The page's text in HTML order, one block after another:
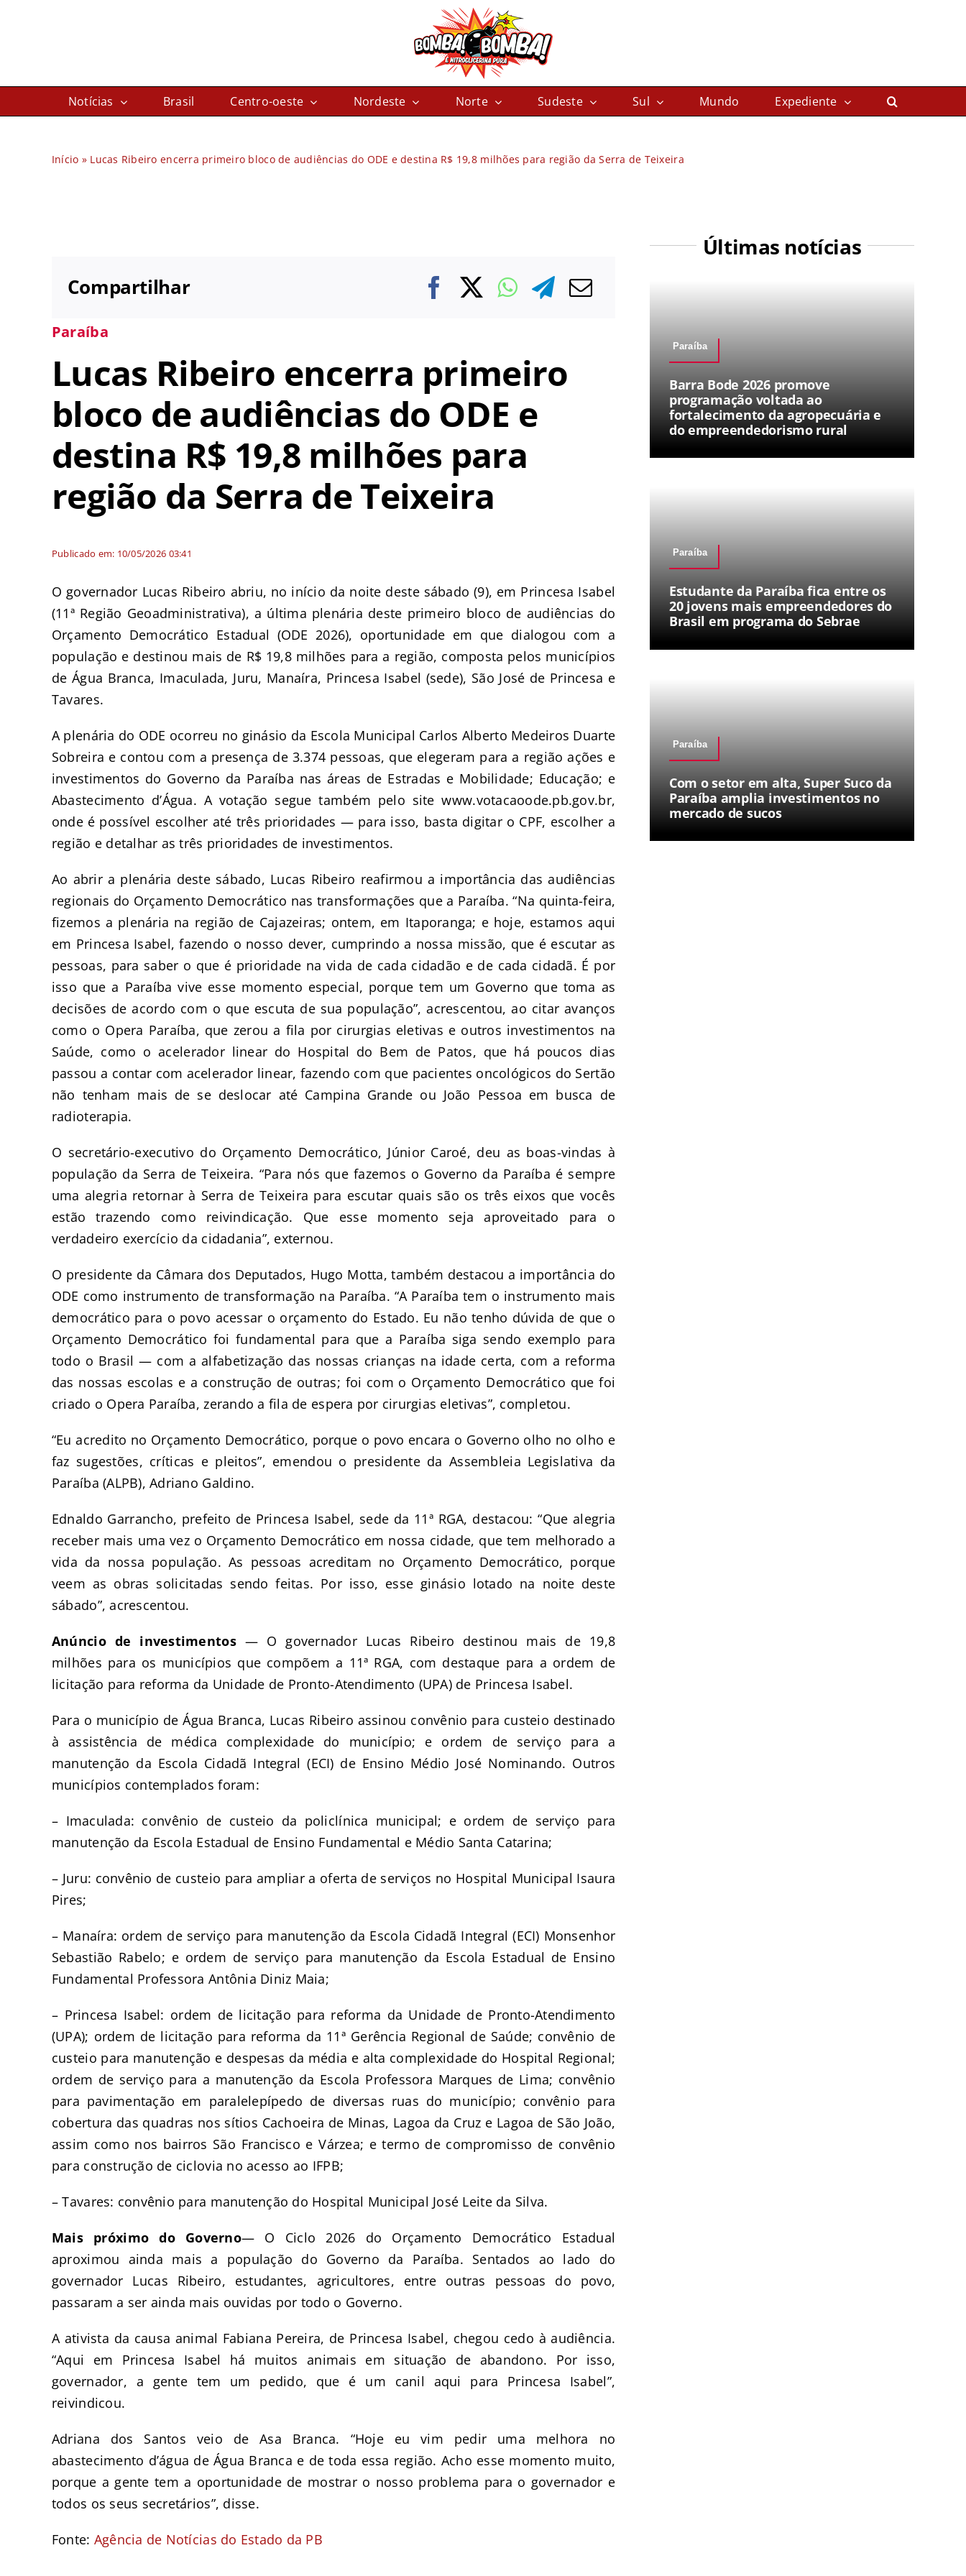
Notícias Brasil Centro-oeste Nordeste Norte Sudeste Sul Mundo Expediente
Início » Lucas Ribeiro encerra primeiro bloco de audiências do ODE e destina R$ 19,8 milhões para região da Serra de Teixeira
Compartilhar
Paraíba
Lucas Ribeiro encerra primeiro
bloco de audiências do ODE e
destina R$ 19,8 milhões para
região da Serra de Teixeira
Publicado em: 10/05/2026 03:41
O governador Lucas Ribeiro abriu, no início da noite deste sábado (9), em Princesa Isabel
(11ª Região Geoadministrativa), a última plenária deste primeiro bloco de audiências do
Orçamento Democrático Estadual (ODE 2026), oportunidade em que dialogou com a
população e destinou mais de R$ 19,8 milhões para a região, composta pelos municípios
de Água Branca, Imaculada, Juru, Manaíra, Princesa Isabel (sede), São José de Princesa e
Tavares.
A plenária do ODE ocorreu no ginásio da Escola Municipal Carlos Alberto Medeiros Duarte
Sobreira e contou com a presença de 3.374 pessoas, que elegeram para a região ações e
investimentos do Governo da Paraíba nas áreas de Estradas e Mobilidade; Educação; e
Abastecimento d’Água. A votação segue também pelo site www.votacaoode.pb.gov.br,
onde é possível escolher até três prioridades — para isso, basta digitar o CPF, escolher a
região e detalhar as três prioridades de investimentos.
Ao abrir a plenária deste sábado, Lucas Ribeiro reafirmou a importância das audiências
regionais do Orçamento Democrático nas transformações que a Paraíba. “Na quinta-feira,
fizemos a plenária na região de Cajazeiras; ontem, em Itaporanga; e hoje, estamos aqui
em Princesa Isabel, fazendo o nosso dever, cumprindo a nossa missão, que é escutar as
pessoas, para saber o que é prioridade na vida de cada cidadão e de cada cidadã. É por
isso que a Paraíba vive esse momento especial, porque tem um Governo que toma as
decisões de acordo com o que escuta de sua população”, acrescentou, ao citar avanços
como o Opera Paraíba, que zerou a fila por cirurgias eletivas e outros investimentos na
Saúde, como o acelerador linear do Hospital do Bem de Patos, que há poucos dias
passou a contar com acelerador linear, fazendo com que pacientes oncológicos do Sertão
não tenham mais de se deslocar até Campina Grande ou João Pessoa em busca de
radioterapia.
O secretário-executivo do Orçamento Democrático, Júnior Caroé, deu as boas-vindas à
população da Serra de Teixeira. “Para nós que fazemos o Governo da Paraíba é sempre
uma alegria retornar à Serra de Teixeira para escutar quais são os três eixos que vocês
estão trazendo como reivindicação. Que esse momento seja aproveitado para o
verdadeiro exercício da cidadania”, externou.
O presidente da Câmara dos Deputados, Hugo Motta, também destacou a importância do
ODE como instrumento de transformação na Paraíba. “A Paraíba tem o instrumento mais
democrático para o povo acessar o orçamento do Estado. Eu não tenho dúvida de que o
Orçamento Democrático foi fundamental para que a Paraíba siga sendo exemplo para
todo o Brasil — com a alfabetização das nossas crianças na idade certa, com a reforma
das nossas escolas e a construção de outras; foi com o Orçamento Democrático que foi
criado o Opera Paraíba, zerando a fila de espera por cirurgias eletivas”, completou.
“Eu acredito no Orçamento Democrático, porque o povo encara o Governo olho no olho e
faz sugestões, críticas e pleitos”, emendou o presidente da Assembleia Legislativa da
Paraíba (ALPB), Adriano Galdino.
Ednaldo Garrancho, prefeito de Princesa Isabel, sede da 11ª RGA, destacou: “Que alegria
receber mais uma vez o Orçamento Democrático em nossa cidade, que tem melhorado a
vida da nossa população. As pessoas acreditam no Orçamento Democrático, porque
veem as obras solicitadas sendo feitas. Por isso, esse ginásio lotado na noite deste
sábado”, acrescentou.
Anúncio de investimentos— O governador Lucas Ribeiro destinou mais de 19,8
milhões para os municípios que compõem a 11ª RGA, com destaque para a ordem de
licitação para reforma da Unidade de Pronto-Atendimento (UPA) de Princesa Isabel.
Para o município de Água Branca, Lucas Ribeiro assinou convênio para custeio destinado
à assistência de médica complexidade do município; e ordem de serviço para a
manutenção da Escola Cidadã Integral (ECI) de Ensino Médio José Nominando. Outros
municípios contemplados foram:
– Imaculada: convênio de custeio da policlínica municipal; e ordem de serviço para
manutenção da Escola Estadual de Ensino Fundamental e Médio Santa Catarina;
– Juru: convênio de custeio para ampliar a oferta de serviços no Hospital Municipal Isaura
Pires;
– Manaíra: ordem de serviço para manutenção da Escola Cidadã Integral (ECI) Monsenhor
Sebastião Rabelo; e ordem de serviço para manutenção da Escola Estadual de Ensino
Fundamental Professora Antônia Diniz Maia;
– Princesa Isabel: ordem de licitação para reforma da Unidade de Pronto-Atendimento
(UPA); ordem de licitação para reforma da 11ª Gerência Regional de Saúde; convênio de
custeio para manutenção e despesas da média e alta complexidade do Hospital Regional;
ordem de serviço para a manutenção da Escola Professora Marques de Lima; convênio
para pavimentação em paralelepípedo de diversas ruas do município; convênio para
cobertura das quadras nos sítios Cachoeira de Minas, Lagoa da Cruz e Lagoa de São João,
assim como nos bairros São Francisco e Várzea; e termo de compromisso de convênio
para construção de ciclovia no acesso ao IFPB;
– Tavares: convênio para manutenção do Hospital Municipal José Leite da Silva.
Mais próximo do Governo— O Ciclo 2026 do Orçamento Democrático Estadual
aproximou ainda mais a população do Governo da Paraíba. Sentados ao lado do
governador Lucas Ribeiro, estudantes, agricultores, entre outras pessoas do povo,
passaram a ser ainda mais ouvidas por todo o Governo.
A ativista da causa animal Fabiana Pereira, de Princesa Isabel, chegou cedo à audiência.
“Aqui em Princesa Isabel há muitos animais em situação de abandono. Por isso,
governador, a gente tem um pedido, que é um canil aqui para Princesa Isabel”,
reivindicou.
Adriana dos Santos veio de Asa Branca. “Hoje eu vim pedir uma melhora no
abastecimento d’água de Água Branca e de toda essa região. Acho esse momento muito,
porque a gente tem a oportunidade de mostrar o nosso problema para o governador e
todos os seus secretários”, disse.
Fonte: Agência de Notícias do Estado da PB
Últimas notícias
Paraíba
Barra Bode 2026 promove
programação voltada ao
fortalecimento da agropecuária e
do empreendedorismo rural
Paraíba
Estudante da Paraíba fica entre os
20 jovens mais empreendedores do
Brasil em programa do Sebrae
Paraíba
Com o setor em alta, Super Suco da
Paraíba amplia investimentos no
mercado de sucos